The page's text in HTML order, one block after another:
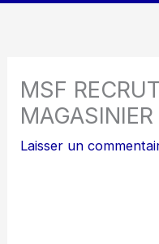
MSF
Laisser un